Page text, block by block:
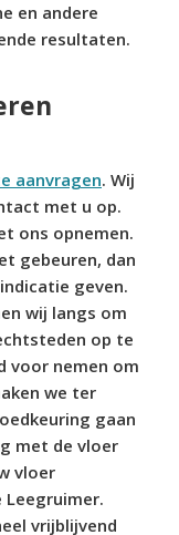
en andere
resultaten.
aanvragen. Wij
met u op.
ons opnemen.
gebeuren, dan
geven.
wij langs om
op te
voor nemen om
we ter
gaan
met de vloer
vloer
vrijblijvend